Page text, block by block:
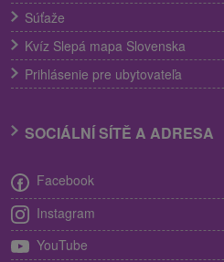
Súťaže
Kvíz Slepá mapa Slovenska
Prihlásenie pre ubytovateľa
SOCIÁLNÍ SÍTĚ A ADRESA
Facebook
Instagram
YouTube